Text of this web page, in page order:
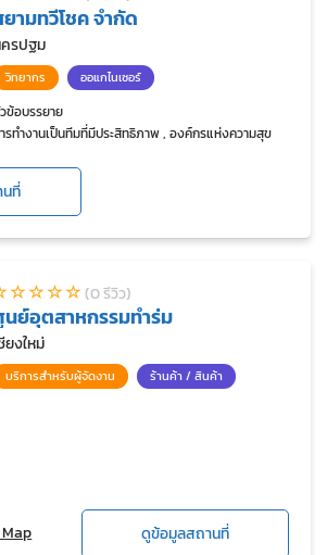
ามทวีโชค จำกัด
รปฐม
วิทยากร ออแกไนเซอร์
ข้อบรรยาย
รทำงานเป็นทีมที่มีประสิทธิภาพ , องค์กรแห่งความสุข
ที่
(0 รีวิว)
ย์อุตสาหกรรมทำร่ม
ยงใหม่
บริการสำหรับผู้จัดงาน ร้านค้า / สินค้า
ดูข้อมูลสถานที่